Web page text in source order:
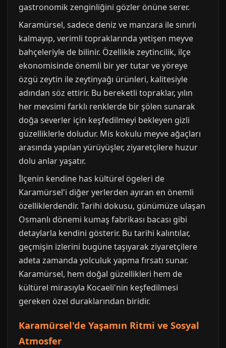
gastronomik zenginliğini gözler önüne serer.
Karamürsel, sadece deniz ve manzara ile sınırlı
kalmayıp, verimli topraklarında yetişen meyve
bahçeleriyle de bilinir. Özellikle zeytincilik, ilçe
ekonomisinde önemli bir yer tutar ve yöreye
özgü zeytin ile zeytinyağı ürünleri, kalitesiyle
adından söz ettirir. Bu bereketli topraklar, yılın
her mevsimi farklı renklerde bir şölen sunarak
doğa severler için keşfedilmeyi bekleyen gizli
güzelliklerle doludur. Mis kokulu meyve ağaçları
arasında yapılan yürüyüşler, ziyaretçilere huzur
dolu anlar yaşatır.
İlçenin kendine has kültürel ögeleri de
Karamürsel'i diğer yerlerden ayıran en önemli
özelliklerdendir. Tarihi dokusu, günümüze ulaşan
Osmanlı dönemi kumaş fabrikası bacası gibi
detaylarla kendini gösterir. Bu tarihi kalıntılar,
geçmişin izlerini bugüne taşıyarak ziyaretçilere
adeta zamanda yolculuk yapma fırsatı sunar.
Karamürsel, hem doğal güzellikleri hem de
kültürel mirasıyla Kocaeli'nin keşfedilmesi
gereken özel duraklarından biridir.
Karamürsel'de Yaşamın Ritmi ve Sosyal
Atmosfer